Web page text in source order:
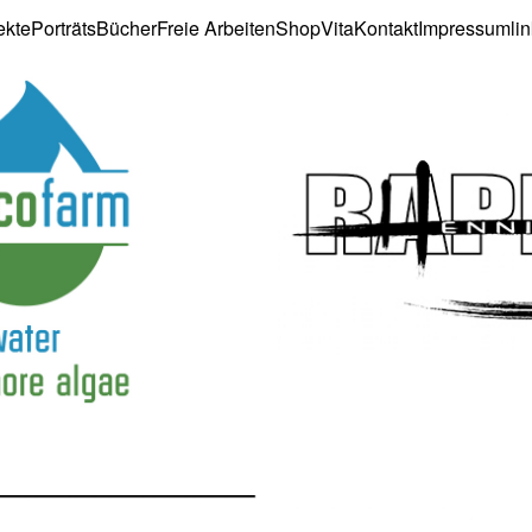
PorträtsBücherFreie ArbeitenShopVitaKontaktImpressum